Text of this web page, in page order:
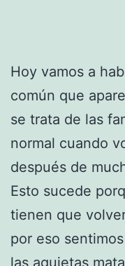
Hoy vamos a
común que
se trata de las
normal cuando
después de
Esto sucede
tienen que
por eso
las agujetas